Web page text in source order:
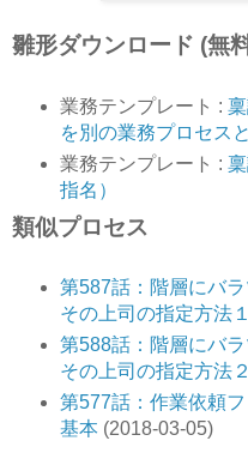
雛形ダウンロード (無
業務テンプレート :
を別の業務プロセス
業務テンプレート :
指名）
類似プロセス
第587話：階層にバ
その上司の指定方法１
第588話：階層にバ
その上司の指定方法２
第577話：作業依頼
基本 (2018-03-05)